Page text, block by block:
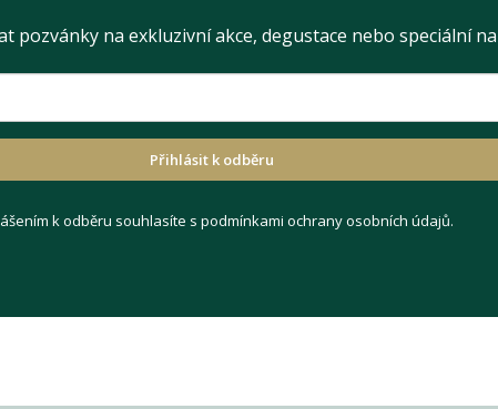
pozvánky na exkluzivní akce, degustace nebo speciální
Přihlásit k odběru
k odběru souhlasíte s podmínkami ochrany osobních údajů.